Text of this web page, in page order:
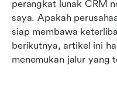
perangkat lunak CRM
saya. Apakah
siap membawa
berikutnya, artikel ini
menemukan jalur yang